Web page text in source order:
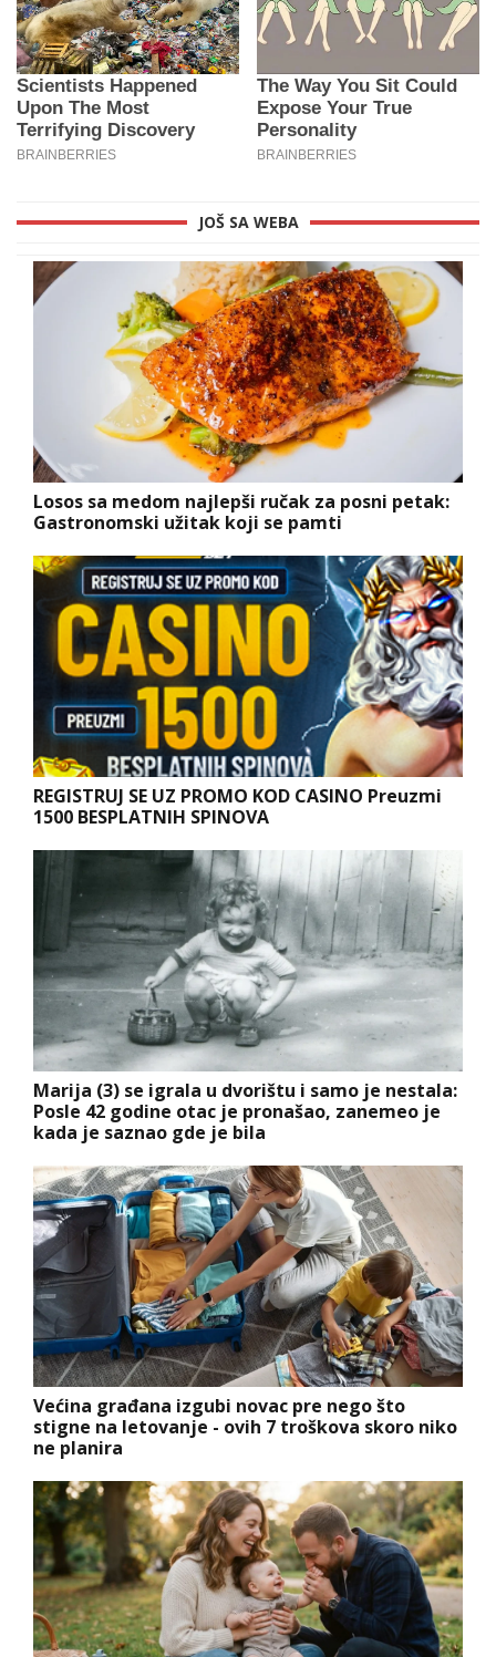
JOŠ SA WEBA
Losos sa medom najlepši ručak za posni petak:
Gastronomski užitak koji se pamti
REGISTRUJ SE UZ PROMO KOD CASINO Preuzmi
1500 BESPLATNIH SPINOVA
Marija (3) se igrala u dvorištu i samo je nestala:
Posle 42 godine otac je pronašao, zanemeo je
kada je saznao gde je bila
Većina građana izgubi novac pre nego što
stigne na letovanje - ovih 7 troškova skoro niko
ne planira